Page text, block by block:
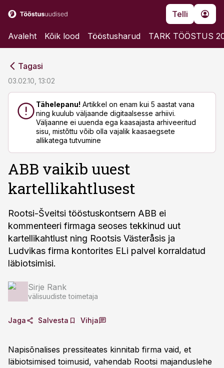
Telli
Avaleht Kõik lood Tööstusharud TARK TÖÖSTUS
Tagasi
03.02.10, 13:02
Tähelepanu! Artikkel on enam kui 5 aastat vana
ning kuulub väljaande digitaalsesse arhiivi.
Väljaanne ei uuenda ega kaasajasta arhiveeritud
sisu, mistõttu võib olla vajalik kaasaegsete
allikatega tutvumine
ABB vaikib uuest
kartellikahtlusest
Rootsi-Šveitsi tööstuskontsern ABB ei
kommenteeri firmaga seoses tekkinud uut
kartellikahtlust ning Rootsis Västeråsis ja
Ludvikas firma kontorites ELi palvel korraldatud
läbiotsimisi.
Sirje Rank
välisuudiste toimetaja
Jaga Salvesta Vihja
Napisõnalises pressiteates kinnitab firma vaid, et
läbiotsimised toimusid, vahendab Rootsi majanduslehe